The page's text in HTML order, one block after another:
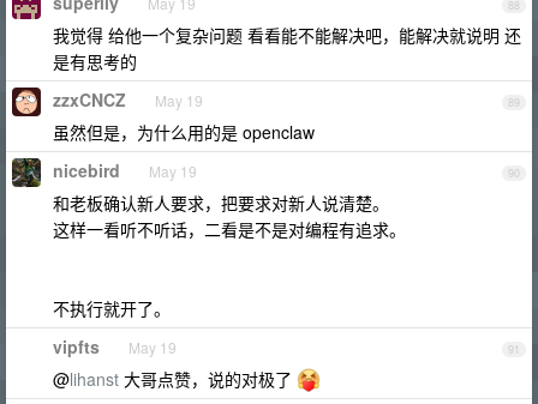
88
我觉得 给他一个复杂问题 看看能不能解决吧，能解决就说明 还
是有思考的
89
zzxCNCZ May 19
虽然但是，为什么用的是 openclaw
90
nicebird May 19
和老板确认新人要求，把要求对新人说清楚。
这样一看听不听话，二看是不是对编程有追求。
不执行就开了。
91
vipfts May 19
@lihanst 大哥点赞，说的对极了